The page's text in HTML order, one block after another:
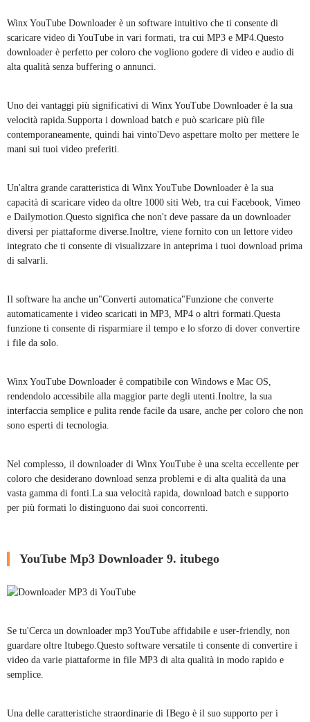
Winx YouTube Downloader è un software intuitivo che ti consente di
scaricare video di YouTube in vari formati, tra cui MP3 e MP4.Questo
downloader è perfetto per coloro che vogliono godere di video e audio di
alta qualità senza buffering o annunci.
Uno dei vantaggi più significativi di Winx YouTube Downloader è la sua
velocità rapida.Supporta i download batch e può scaricare più file
contemporaneamente, quindi hai vinto'Devo aspettare molto per mettere le
mani sui tuoi video preferiti.
Un'altra grande caratteristica di Winx YouTube Downloader è la sua
capacità di scaricare video da oltre 1000 siti Web, tra cui Facebook, Vimeo
e Dailymotion.Questo significa che non't deve passare da un downloader
diversi per piattaforme diverse.Inoltre, viene fornito con un lettore video
integrato che ti consente di visualizzare in anteprima i tuoi download prima
di salvarli.
Il software ha anche un"Converti automatica"Funzione che converte
automaticamente i video scaricati in MP3, MP4 o altri formati.Questa
funzione ti consente di risparmiare il tempo e lo sforzo di dover convertire
i file da solo.
Winx YouTube Downloader è compatibile con Windows e Mac OS,
rendendolo accessibile alla maggior parte degli utenti.Inoltre, la sua
interfaccia semplice e pulita rende facile da usare, anche per coloro che non
sono esperti di tecnologia.
Nel complesso, il downloader di Winx YouTube è una scelta eccellente per
coloro che desiderano download senza problemi e di alta qualità da una
vasta gamma di fonti.La sua velocità rapida, download batch e supporto
per più formati lo distinguono dai suoi concorrenti.
YouTube Mp3 Downloader 9. itubego
Se tu'Cerca un downloader mp3 YouTube affidabile e user-friendly, non
guardare oltre Itubego.Questo software versatile ti consente di convertire i
video da varie piattaforme in file MP3 di alta qualità in modo rapido e
semplice.
Una delle caratteristiche straordinarie di IBego è il suo supporto per i